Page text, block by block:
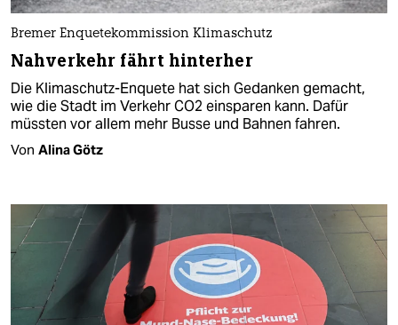
Bremer Enquetekommission Klimaschutz
Nahverkehr fährt hinterher
Die Klimaschutz-Enquete hat sich Gedanken gemacht,
wie die Stadt im Verkehr CO2 einsparen kann. Dafür
müssten vor allem mehr Busse und Bahnen fahren.
Von Alina Götz